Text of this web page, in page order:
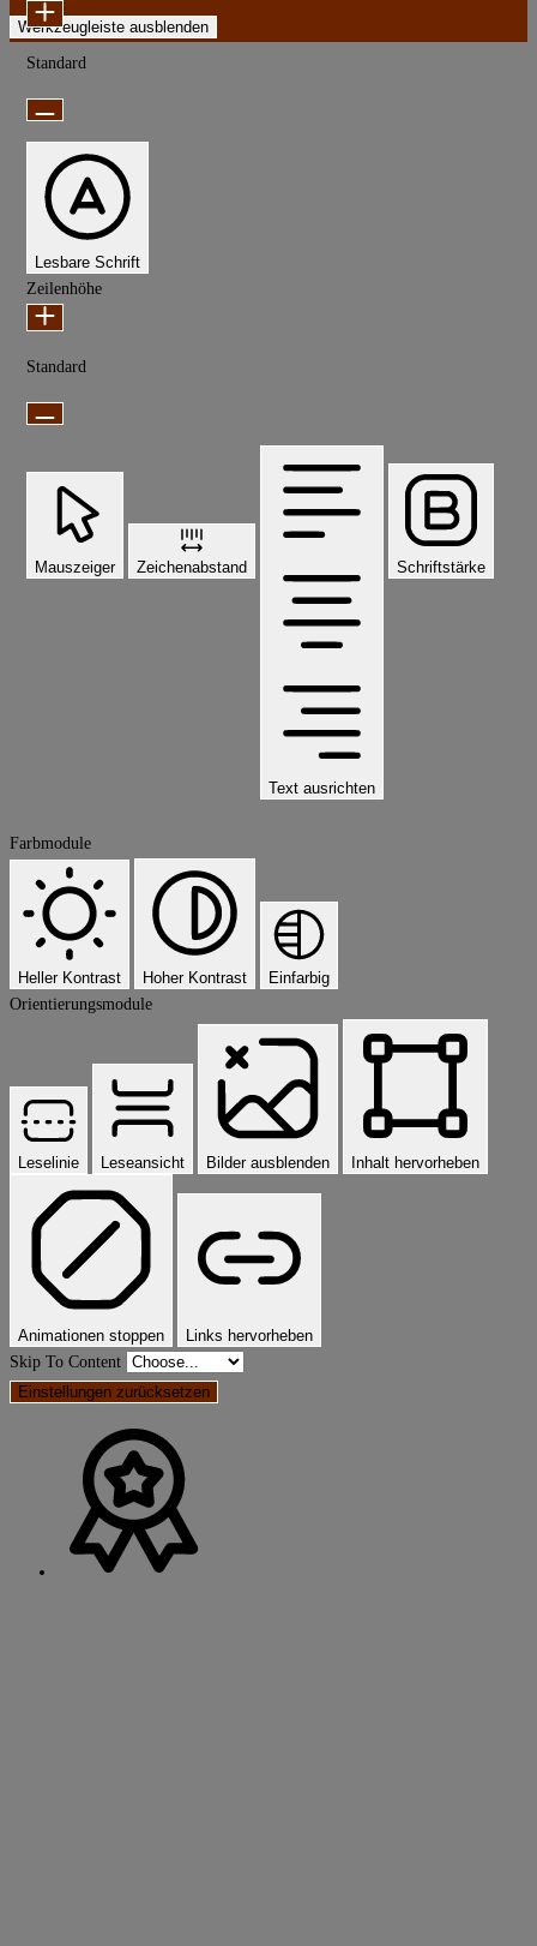
Werkzeugleiste ausblenden
Standard
Lesbare Schrift
Zeilenhöhe
Standard
Mauszeiger Zeichenabstand
Text ausrichten
Schriftstärke
Farbmodule
Heller Kontrast Hoher Kontrast
Einfarbig
Orientierungsmodule
Leselinie Leseansicht Bilder ausblenden Inhalt hervorheben
Animationen stoppen
Links hervorheben
Skip To Content
Einstellungen zurücksetzen